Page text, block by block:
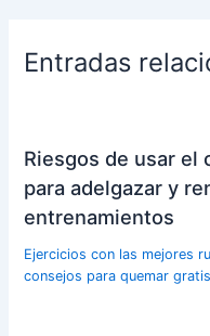
Entradas
Riesgos de usar el
para adelgazar y
entrenamientos
Ejercicios con las mejores
consejos para quemar gratis